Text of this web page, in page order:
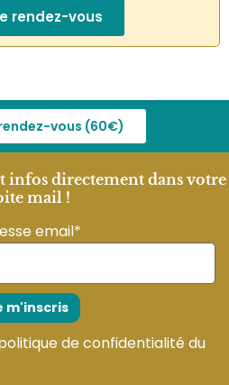
rendez-vous
vous (60€)
infos directement dans votre
mail !
email*
de confidentialité du